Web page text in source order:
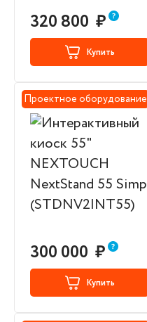
320 800 ₽
Купить
Проектное оборудование
300 000 ₽
Купить